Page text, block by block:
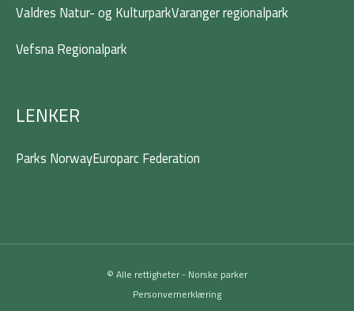
Valdres Natur- og KulturparkVaranger regionalpark
Vefsna Regionalpark
LENKER
Parks NorwayEuroparc Federation
© Alle rettigheter - Norske parker
Personvernerklæring